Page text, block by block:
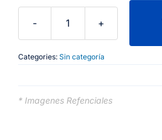
Producto
cantidad
Categories: Sin categoría
* Imagenes Refenciales